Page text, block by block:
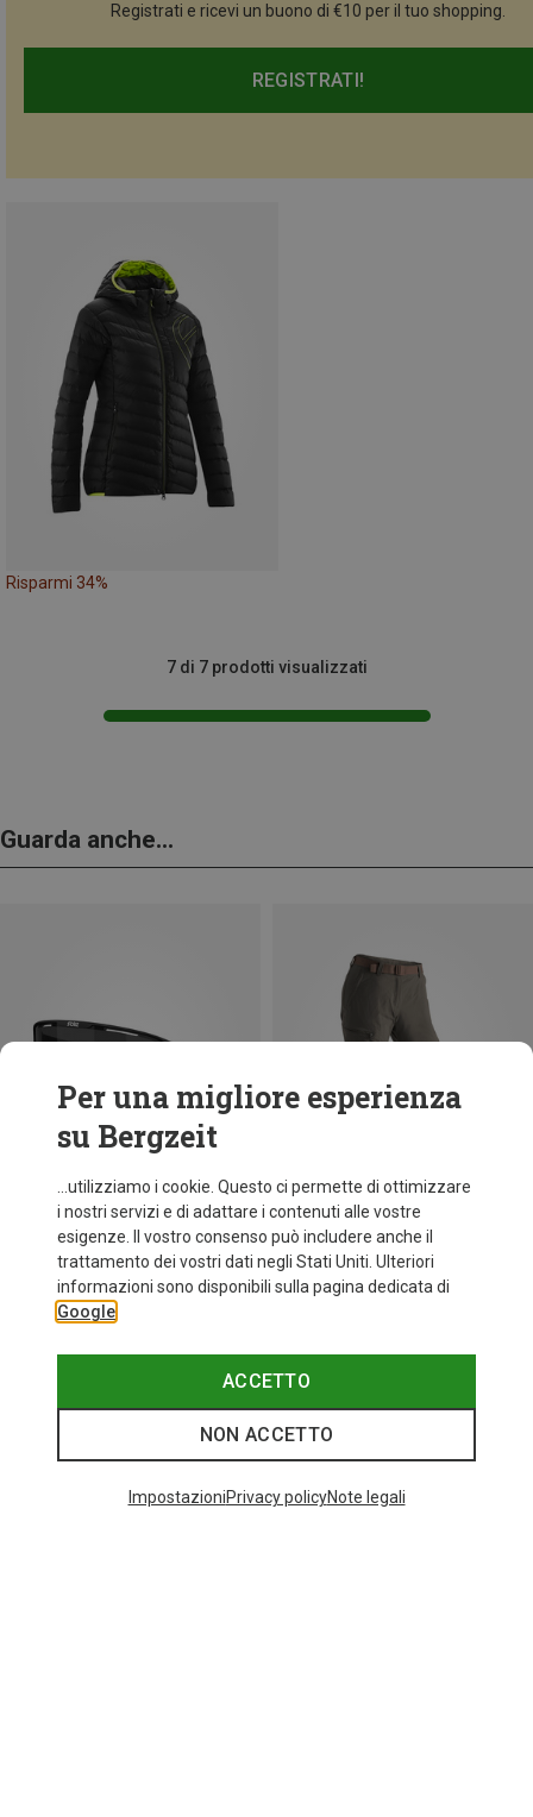
Registrati e ricevi un buono di €10 per il tuo shopping.
REGISTRATI!
Risparmi 34%
7 di 7 prodotti visualizzati
Guarda anche...
+11 Taglie
ONE SIZE
fino a 35%
I più cercati
Per una migliore esperienza
su Bergzeit
...utilizziamo i cookie. Questo ci permette di ottimizzare
i nostri servizi e di adattare i contenuti alle vostre
esigenze. Il vostro consenso può includere anche il
trattamento dei vostri dati negli Stati Uniti. Ulteriori
informazioni sono disponibili sulla pagina dedicata di
Google
ACCETTO
NON ACCETTO
ImpostazioniPrivacy policyNote legali